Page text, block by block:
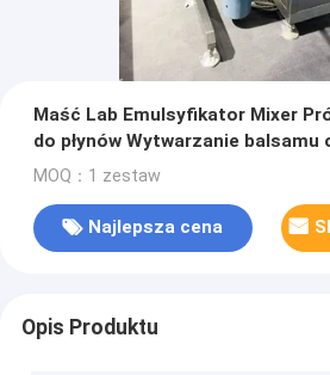
Maść Lab Emulsyfikator Mixer
do płynów Wytwarzanie balsamu
MOQ：1 zestaw
Najlepsza cena
Opis Produktu